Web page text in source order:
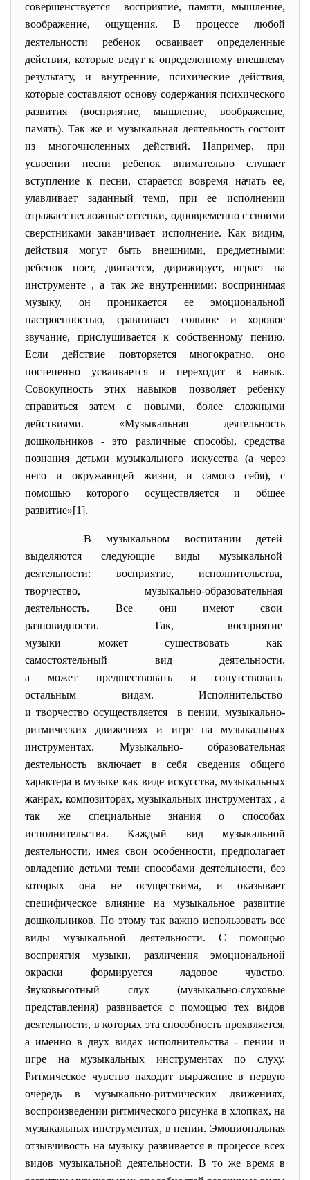
совершенствуется восприятие, памяти, мышление,
воображение, ощущения.
В процессе любой
деятельности ребенок осваивает определенные
действия, которые ведут к определенному внешнему
результату, и внутренние, психические действия,
которые составляют основу содержания психического
развития (восприятие, мышление, воображение,
память). Так же и музыкальная деятельность состоит
из многочисленных действий. Например, при
усвоении песни ребенок внимательно слушает
вступление к песни, старается вовремя начать ее,
улавливает заданный темп, при ее исполнении
отражает несложные оттенки, одновременно с своими
сверстниками заканчивает исполнение. Как видим,
действия могут быть внешними, предметными:
ребенок поет, двигается, дирижирует, играет на
инструменте , а так же внутренними: воспринимая
музыку, он проникается ее эмоциональной
настроенностью, сравнивает сольное и хоровое
звучание, прислушивается к собственному пению.
Если действие повторяется многократно, оно
постепенно усваивается и переходит в навык.
Совокупность этих навыков позволяет ребенку
справиться затем с новыми, более сложными
действиями. «Музыкальная деятельность
дошкольников - это различные способы, средства
познания детьми музыкального искусства (а через
него и окружающей жизни, и самого себя), с
помощью которого осуществляется и общее
развитие»[1].
В музыкальном воспитании детей
выделяются следующие виды музыкальной
деятельности: восприятие, исполнительства,
творчество, музыкально-образовательная
деятельность. Все они имеют свои
разновидности. Так, восприятие
музыки может существовать как
самостоятельный вид деятельности,
а может предшествовать и сопутствовать
остальным видам. Исполнительство
и творчество осуществляется в пении, музыкально-
ритмических движениях и игре на музыкальных
инструментах. Музыкально- образовательная
деятельность включает в себя сведения общего
характера в музыке как виде искусства, музыкальных
жанрах, композиторах, музыкальных инструментах , а
так же специальные знания о способах
исполнительства. Каждый вид музыкальной
деятельности, имея свои особенности, предполагает
овладение детьми теми способами деятельности, без
которых она не осуществима, и оказывает
специфическое влияние на музыкальное развитие
дошкольников. По этому так важно использовать все
виды музыкальной деятельности. С помощью
восприятия музыки, различения эмоциональной
окраски формируется ладовое чувство.
Звуковысотный слух (музыкально-слуховые
представления) развивается с помощью тех видов
деятельности, в которых эта способность проявляется,
а именно в двух видах исполнительства - пении и
игре на музыкальных инструментах по слуху.
Ритмическое чувство находит выражение в первую
очередь в музыкально-ритмических движениях,
воспроизведении ритмического рисунка в хлопках, на
музыкальных инструментах, в пении. Эмоциональная
отзывчивость на музыку развивается в процессе всех
видов музыкальной деятельности. В то же время в